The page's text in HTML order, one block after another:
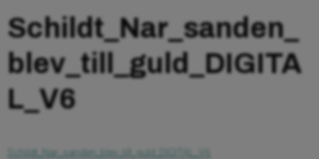
Schildt_Nar_sanden_
blev_till_guld_DIGITA
L_V6
Schildt_Nar_sanden_blev_till_guld_DIGITAL_V6